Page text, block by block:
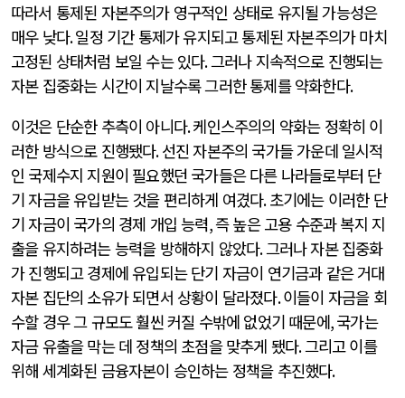
따라서 통제된 자본주의가 영구적인 상태로 유지될 가능성은
매우 낮다.일정 기간 통제가 유지되고 통제된 자본주의가 마치
고정된 상태처럼 보일 수는 있다.그러나 지속적으로 진행되는
자본 집중화는 시간이 지날수록 그러한 통제를 약화한다.
이것은 단순한 추측이 아니다.케인스주의의 약화는 정확히 이
러한 방식으로 진행됐다.선진 자본주의 국가들 가운데 일시적
인 국제수지 지원이 필요했던 국가들은 다른 나라들로부터 단
기 자금을 유입받는 것을 편리하게 여겼다.초기에는 이러한 단
기 자금이 국가의 경제 개입 능력,즉 높은 고용 수준과 복지 지
출을 유지하려는 능력을 방해하지 않았다.그러나 자본 집중화
가 진행되고 경제에 유입되는 단기 자금이 연기금과 같은 거대
자본 집단의 소유가 되면서 상황이 달라졌다.이들이 자금을 회
수할 경우 그 규모도 훨씬 커질 수밖에 없었기 때문에,국가는
자금 유출을 막는 데 정책의 초점을 맞추게 됐다.그리고 이를
위해 세계화된 금융자본이 승인하는 정책을 추진했다.